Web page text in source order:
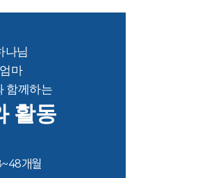
나님
엄마
함께하는
활동
개월